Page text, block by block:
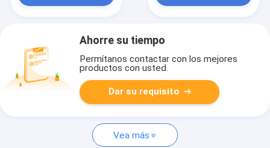
Ahorre su tiempo
Permítanos contactar con los mejores
productos con usted.
Dar su requisito
Vea más